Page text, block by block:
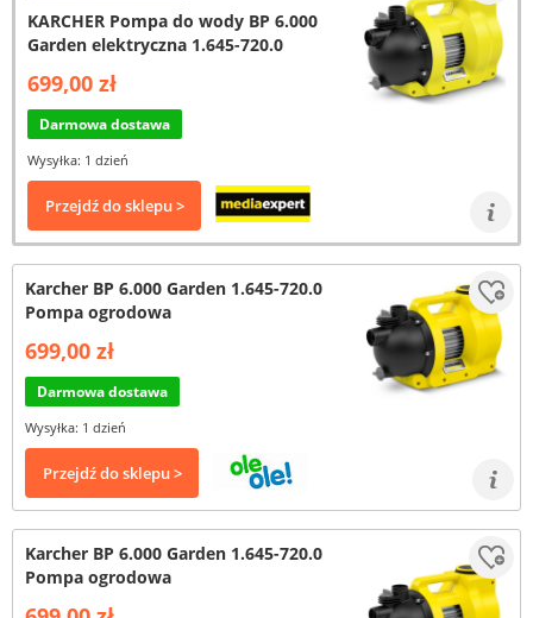
KARCHER Pompa do wody BP 6.000
Garden elektryczna 1.645-720.0
699,00 zł
Darmowa dostawa
Wysyłka: 1 dzień
Przejdź do sklepu >
Karcher BP 6.000 Garden 1.645-720.0
Pompa ogrodowa
699,00 zł
Darmowa dostawa
Wysyłka: 1 dzień
Przejdź do sklepu >
Karcher BP 6.000 Garden 1.645-720.0
Pompa ogrodowa